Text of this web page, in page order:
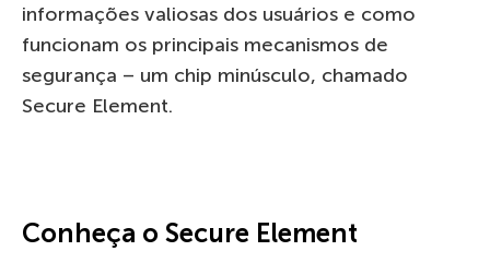
informações valiosas dos usuários e como
funcionam os principais mecanismos de
segurança – um chip minúsculo, chamado
Secure Element.
Conheça o Secure Element